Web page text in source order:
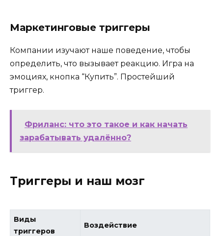
Маркетинговые триггеры
Компании изучают наше поведение, чтобы
определить, что вызывает реакцию. Игра на
эмоциях, кнопка “Купить”. Простейший
триггер.
Фриланс: что это такое и как начать
зарабатывать удалённо?
Триггеры и наш мозг
Виды
триггеров
Воздействие